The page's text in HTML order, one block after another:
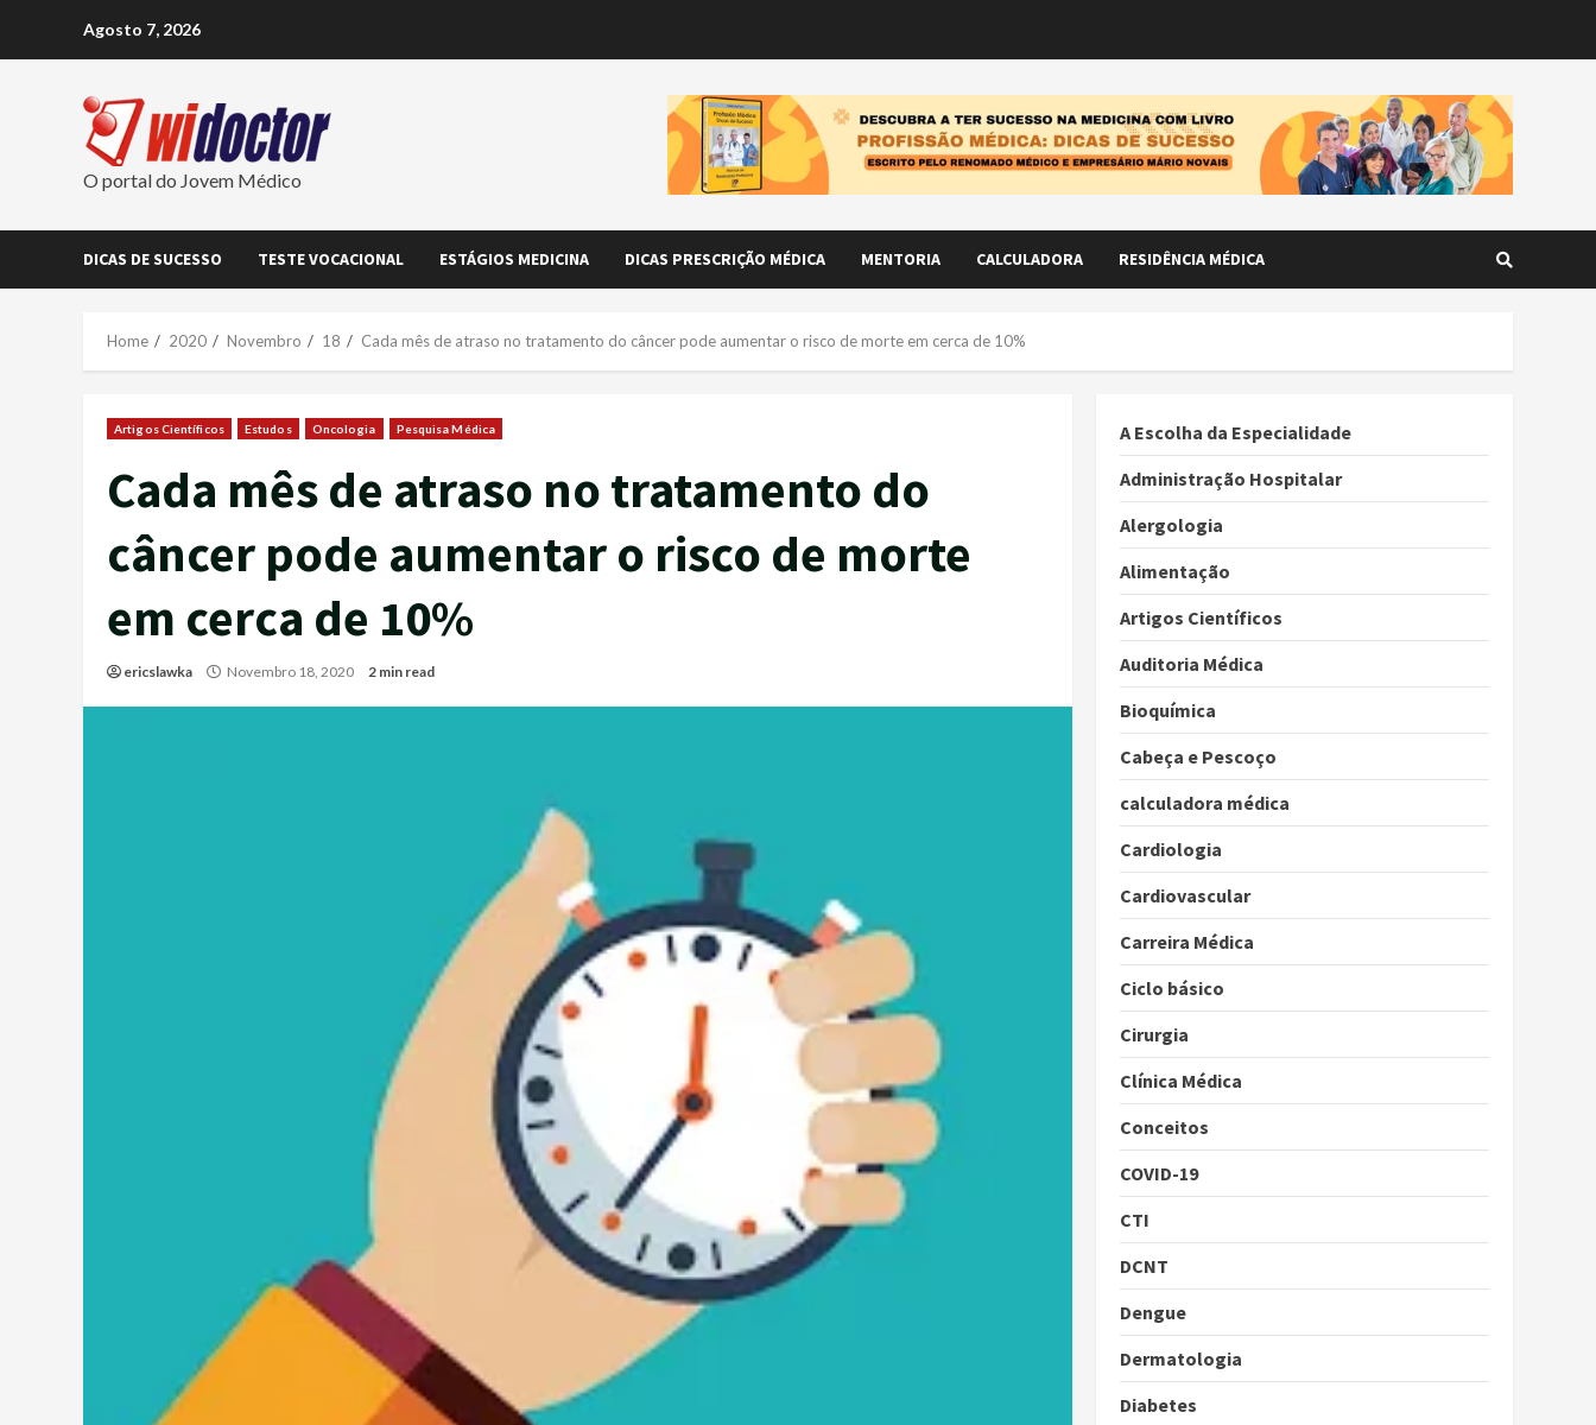
Agosto 7, 2026
O portal do Jovem Médico
DICAS DE SUCESSO TESTE VOCACIONAL ESTÁGIOS MEDICINA DICAS PRESCRIÇÃO MÉDICA MENTORIA CALCULADORA RESIDÊNCIA MÉDICA
Home 2020 Novembro 18 Cada mês de atraso no tratamento do câncer pode aumentar o risco de morte em cerca de 10%
Artigos Científicos Estudos Oncologia Pesquisa Médica
Cada mês de atraso no tratamento do
câncer pode aumentar o risco de morte
em cerca de 10%
ericslawka Novembro 18, 2020 2 min read
A Escolha da Especialidade
Administração Hospitalar
Alergologia
Alimentação
Artigos Científicos
Auditoria Médica
Bioquímica
Cabeça e Pescoço
calculadora médica
Cardiologia
Cardiovascular
Carreira Médica
Ciclo básico
Cirurgia
Clínica Médica
Conceitos
COVID-19
CTI
DCNT
Dengue
Dermatologia
Diabetes